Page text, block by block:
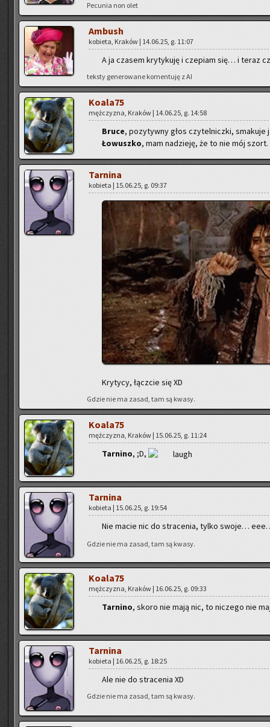
Pe­cu­nia non olet
Am­bush
ko­bie­ta, Kra­ków | 14.06.25, g. 11:07
A ja cza­sem kry­ty­ku­ję i cze­piam się… i teraz
tek­sty ge­ne­ro­wa­ne ko­men­tu­ję z AI
Ko­ala­75
męż­czy­zna, Kra­ków | 14.06.25, g. 14:58
Bruce, po­zy­tyw­ny głos czy­tel­nicz­ki, sma­ku­je
Ło­wusz­ko, mam na­dzie­ję, że to nie mój szort.
Tar­ni­na
ko­bie­ta | 15.06.25, g. 09:37
Kry­ty­cy, łącz­cie się XD
Gdzie nie ma zasad, tam są kwasy.
Ko­ala­75
męż­czy­zna, Kra­ków | 15.06.25, g. 11:24
Tar­ni­no, ;D,
Tar­ni­na
ko­bie­ta | 15.06.25, g. 19:54
Nie macie nic do stra­ce­nia, tylko swoje…
Gdzie nie ma zasad, tam są kwasy.
Ko­ala­75
męż­czy­zna, Kra­ków | 16.06.25, g. 09:33
Tar­ni­no, skoro nie mają nic, to ni­cze­go nie
Tar­ni­na
ko­bie­ta | 16.06.25, g. 18:25
Ale nie do stra­ce­nia XD
Gdzie nie ma zasad, tam są kwasy.